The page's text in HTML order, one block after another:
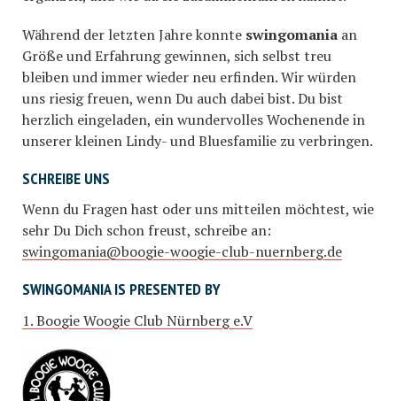
Während der letzten Jahre konnte swingomania an
Größe und Erfahrung gewinnen, sich selbst treu
bleiben und immer wieder neu erfinden. Wir würden
uns riesig freuen, wenn Du auch dabei bist. Du bist
herzlich eingeladen, ein wundervolles Wochenende in
unserer kleinen Lindy- und Bluesfamilie zu verbringen.
SCHREIBE UNS
Wenn du Fragen hast oder uns mitteilen möchtest, wie
sehr Du Dich schon freust, schreibe an:
swingomania@boogie-woogie-club-nuernberg.de
SWINGOMANIA IS PRESENTED BY
1. Boogie Woogie Club Nürnberg e.V